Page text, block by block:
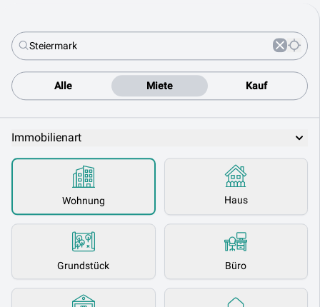
Alle Miete Kauf
Immobilienart
Wohnung Haus
Grundstück Büro